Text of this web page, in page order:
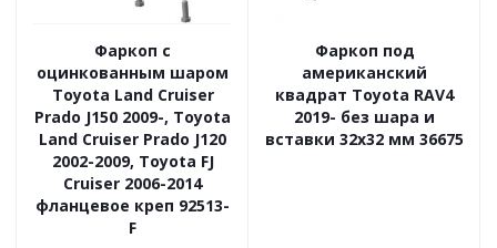
Фаркоп с
оцинкованным шаром
Toyota Land Cruiser
Prado J150 2009-, Toyota
Land Cruiser Prado J120
2002-2009, Toyota FJ
Cruiser 2006-2014
фланцевое креп 92513-
F
Фаркоп под
американский
квадрат Toyota RAV4
2019- без шара и
вставки 32x32 мм 36675